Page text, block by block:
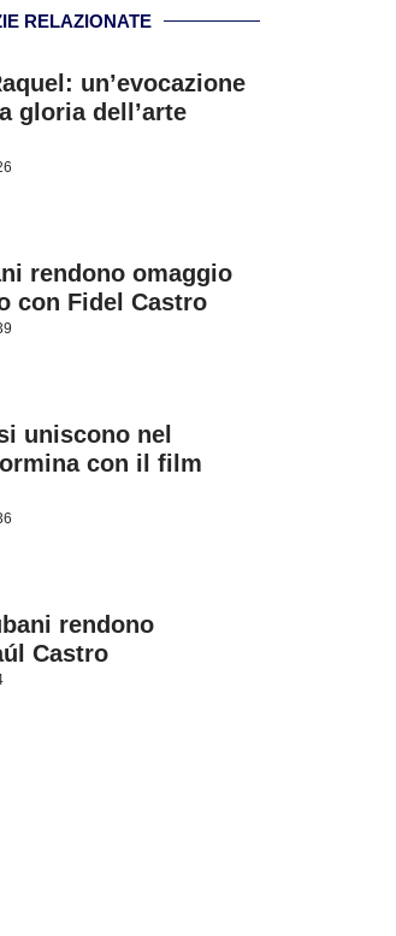
RELAZIONATE
un’evocazione
gloria dell’arte
rendono omaggio
con Fidel Castro
uniscono nel
con il film
rendono
Castro